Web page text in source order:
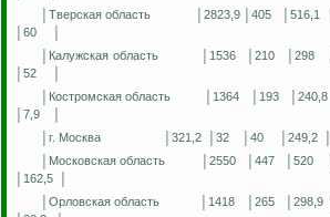
│Тверская область
│2823,9 │405 │516,1
│60
│Калужская область
│1536 │210 │298
│52
│Костромская область
│1364 │193 │240,8
│7,9
│г. Москва
│321,2 │32 │40 │249,2
│Московская область
│2550 │447 │520
│162,5
│Орловская область
│1418 │265 │298,9